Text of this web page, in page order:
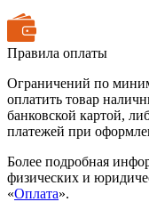
Правила оплаты
Ограничений по
оплатить товар
банковской картой,
платежей при
Более подробная
физических и
«Оплата».